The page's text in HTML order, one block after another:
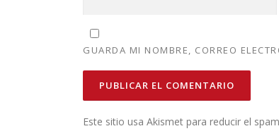
GUARDA MI NOMBRE, CORREO
Este sitio usa Akismet para reducir el